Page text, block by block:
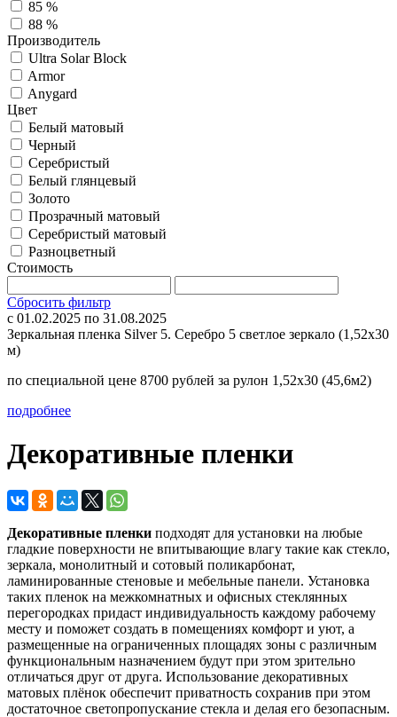
85 %
88 %
Производитель
Ultra Solar Block
Armor
Anygard
Цвет
Белый матовый
Черный
Серебристый
Белый глянцевый
Золото
Прозрачный матовый
Серебристый матовый
Разноцветный
Стоимость
Сбросить фильтр
c 01.02.2025 по 31.08.2025
Зеркальная пленка Silver 5. Серебро 5 светлое зеркало (1,52х30
м)
по специальной цене 8700 рублей за рулон 1,52х30 (45,6м2)
подробнее
Декоративные пленки
Декоративные пленки подходят для установки на любые
гладкие поверхности не впитывающие влагу такие как стекло,
зеркала, монолитный и сотовый поликарбонат,
ламинированные стеновые и мебельные панели. Установка
таких пленок на межкомнатных и офисных стеклянных
перегородках придаст индивидуальность каждому рабочему
месту и поможет создать в помещениях комфорт и уют, а
размещенные на ограниченных площадях зоны с различным
функциональным назначением будут при этом зрительно
отличаться друг от друга. Использование декоративных
матовых плёнок обеспечит приватность сохранив при этом
достаточное светопропускание стекла и делая его безопасным.